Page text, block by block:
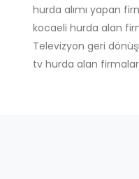
hurda alımı yapan
kocaeli hurda alan
Televizyon geri
tv hurda alan firmalar